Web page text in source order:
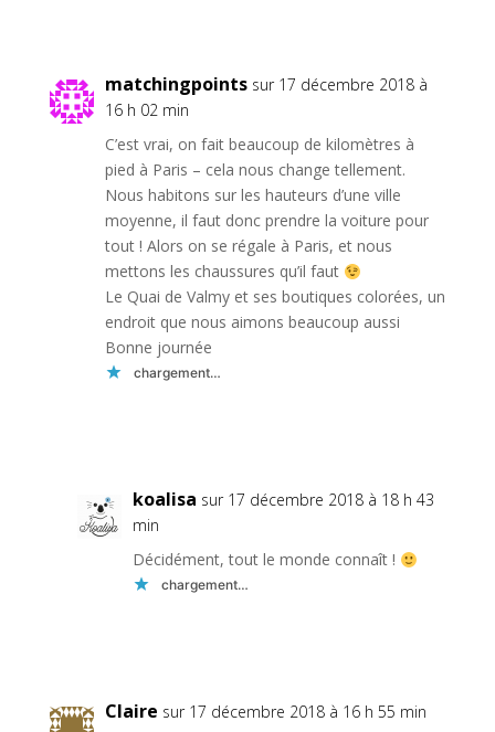
matchingpoints sur 17 décembre 2018 à
16 h 02 min
C’est vrai, on fait beaucoup de kilomètres à
pied à Paris – cela nous change tellement.
Nous habitons sur les hauteurs d’une ville
moyenne, il faut donc prendre la voiture pour
tout ! Alors on se régale à Paris, et nous
mettons les chaussures qu’il faut
Le Quai de Valmy et ses boutiques colorées, un
endroit que nous aimons beaucoup aussi
Bonne journée
chargement…
koalisa sur 17 décembre 2018 à 18 h 43
min
Décidément, tout le monde connaît !
chargement…
Claire sur 17 décembre 2018 à 16 h 55 min